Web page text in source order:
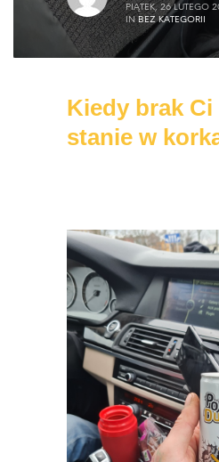
PIĄTEK, 26 LUTEGO
IN BEZ KATEGORII
Kiedy brak Ci
stanie w